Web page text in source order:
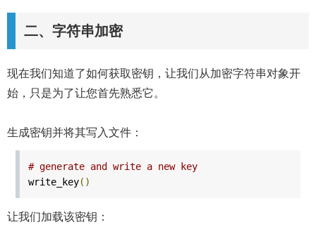
二、字符串加密
现在我们知道了如何获取密钥，让我们从加密字符串对象开
始，只是为了让您首先熟悉它。
生成密钥并将其写入文件：
# generate and write a new key
write_key()
让我们加载该密钥：